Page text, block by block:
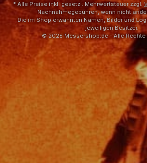
* Alle Preise inkl. gesetzl. Mehrwertsteuer zzgl.
Nachnahmegebühren, wenn nicht
Die im Shop erwähnten Namen, Bilder und
jeweiligen Besitzer.
© 2026 Messershop.de - Alle Rechte